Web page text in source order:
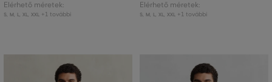
Elérhető méretek:
S, M L XL XXL +1 további
Elérhető méretek:
S, M L XL XXL +1 további